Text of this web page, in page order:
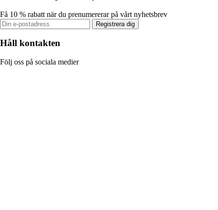
Få 10 % rabatt när du prenumererar på vårt nyhetsbrev
Registrera dig
Håll kontakten
Följ oss på sociala medier